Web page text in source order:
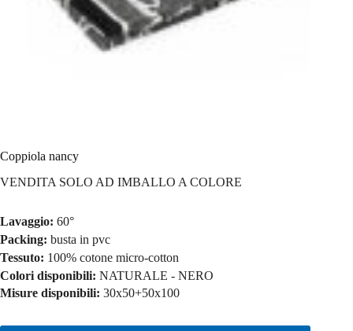
Coppiola nancy
VENDITA SOLO AD IMBALLO A COLORE
Lavaggio: 60°
Packing: busta in pvc
Tessuto: 100% cotone micro-cotton
Colori disponibili: NATURALE - NERO
Misure disponibili: 30x50+50x100